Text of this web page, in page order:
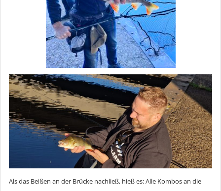
Als das Beißen an der Brücke nachließ, hieß es: Alle Kombos an die